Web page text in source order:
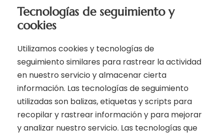
Tecnologías de seguimiento y
cookies
Utilizamos cookies y tecnologías de
seguimiento similares para rastrear la actividad
en nuestro servicio y almacenar cierta
información. Las tecnologías de seguimiento
utilizadas son balizas, etiquetas y scripts para
recopilar y rastrear información y para mejorar
y analizar nuestro servicio. Las tecnologías que